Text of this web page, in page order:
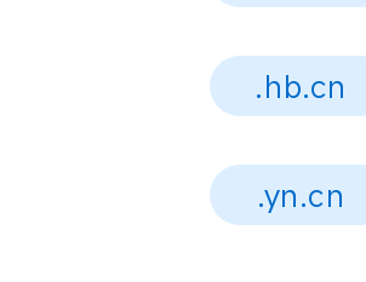
.hb.cn
.yn.cn